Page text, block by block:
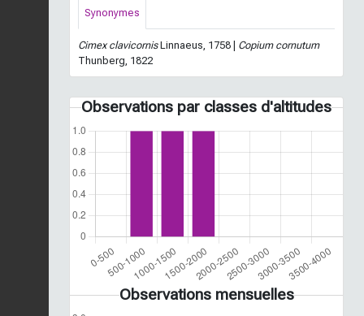
Synonymes
Cimex clavicornisLinnaeus, 1758 | Copium cornutum
Thunberg, 1822
Observations par classes d'altitudes
Observations mensuelles